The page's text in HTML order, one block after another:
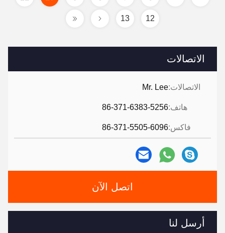
الاتصالات
الاتصالات:Mr. Lee
هاتف:86-371-6383-5256
فاكس:86-371-5505-6096
اتصل الآن
أرسل لنا
12
13